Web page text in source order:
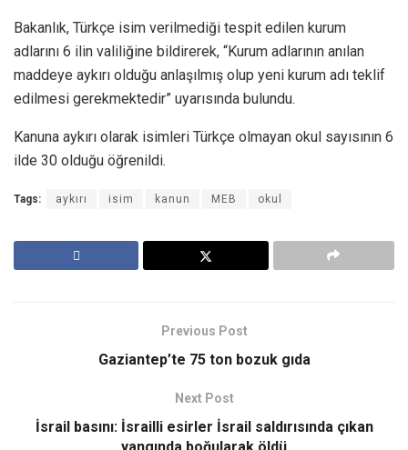
Bakanlık, Türkçe isim verilmediği tespit edilen kurum
adlarını 6 ilin valiliğine bildirerek, “Kurum adlarının anılan
maddeye aykırı olduğu anlaşılmış olup yeni kurum adı teklif
edilmesi gerekmektedir” uyarısında bulundu.
Kanuna aykırı olarak isimleri Türkçe olmayan okul sayısının 6
ilde 30 olduğu öğrenildi.
Tags: aykırı isim kanun MEB okul
Previous Post
Gaziantep’te 75 ton bozuk gıda
Next Post
İsrail basını: İsrailli esirler İsrail saldırısında çıkan